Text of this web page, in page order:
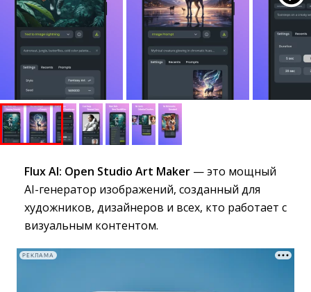
Flux AI: Open Studio Art Maker — это мощный
AI-генератор изображений, созданный для
художников, дизайнеров и всех, кто работает с
визуальным контентом.
РЕКЛАМА